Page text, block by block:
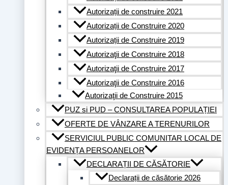
Autorizații de construire 2021
Autorizații de Construire 2020
Autorizații de Construire 2019
Autorizaţii de Construire 2018
Autorizaţii de Construire 2017
Autorizaţii de Construire 2016
Autorizaţii de Construire 2015
PUZ si PUD – CONSULTAREA POPULAȚIEI
OFERTE DE VÂNZARE A TERENURILOR
SERVICIUL PUBLIC COMUNITAR LOCAL DE
EVIDENȚA PERSOANELOR
DECLARAȚII DE CĂSĂTORIE
Declarații de căsătorie 2026